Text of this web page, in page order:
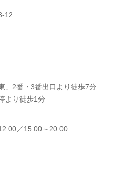
12
」2番・3番出口より徒歩7分
より徒歩1分
／15:00～20:00